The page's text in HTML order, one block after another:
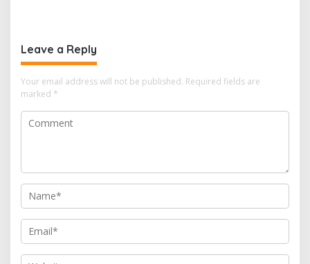
Leave a Reply
Your email address will not be published. Required fields are
marked *